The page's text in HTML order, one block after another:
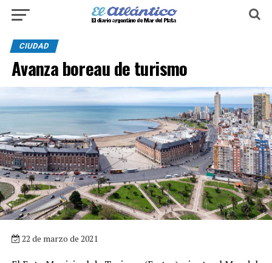
CIUDAD
Avanza boreau de turismo
22 de marzo de 2021